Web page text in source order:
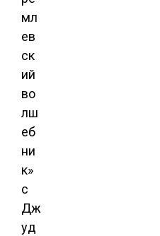
мл
ев
ск
ий
во
лш
еб
ни
к»
с
Дж
уд